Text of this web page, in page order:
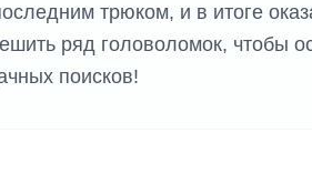
трюком, и в итоге
ряд головоломок, чтобы
поисков!